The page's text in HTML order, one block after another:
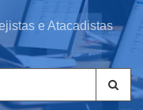
e Atacadistas